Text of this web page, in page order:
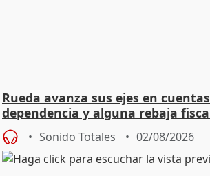
Rueda avanza sus ejes en
dependencia y alguna rebaja
vivienda
Sonido Totales 02/08/2026